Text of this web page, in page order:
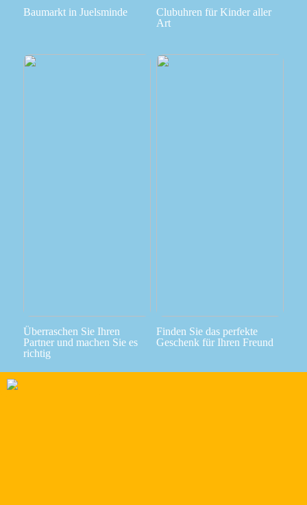
Baumarkt in Juelsminde
Clubuhren für Kinder aller
Art
Überraschen Sie Ihren
Partner und machen Sie es
richtig
Finden Sie das perfekte
Geschenk für Ihren Freund